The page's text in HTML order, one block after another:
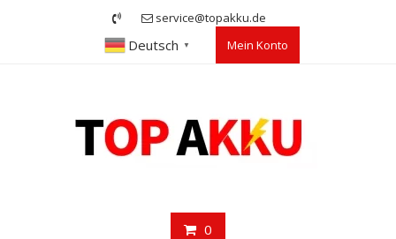
service@topakku.de
Deutsch ▼ Mein Konto
0